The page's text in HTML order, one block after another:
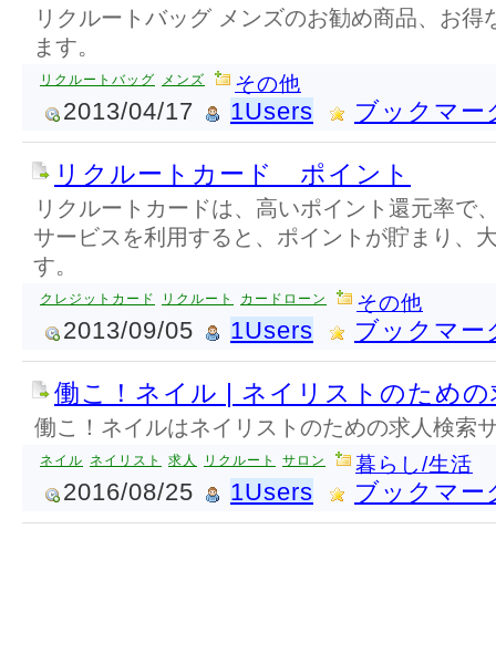
リクルートバッグ メンズのお勧め商品、お得
ます。
リクルートバッグ メンズ その他
2013/04/17 1Users ブックマー
リクルートカード ポイント
リクルートカードは、高いポイント還元率で
サービスを利用すると、ポイントが貯まり、
す。
クレジットカード リクルート カードローン その他
2013/09/05 1Users ブックマー
働こ！ネイル | ネイリストのため
働こ！ネイルはネイリストのための求人検索
ネイル ネイリスト 求人 リクルート サロン 暮らし/生活
2016/08/25 1Users ブックマー